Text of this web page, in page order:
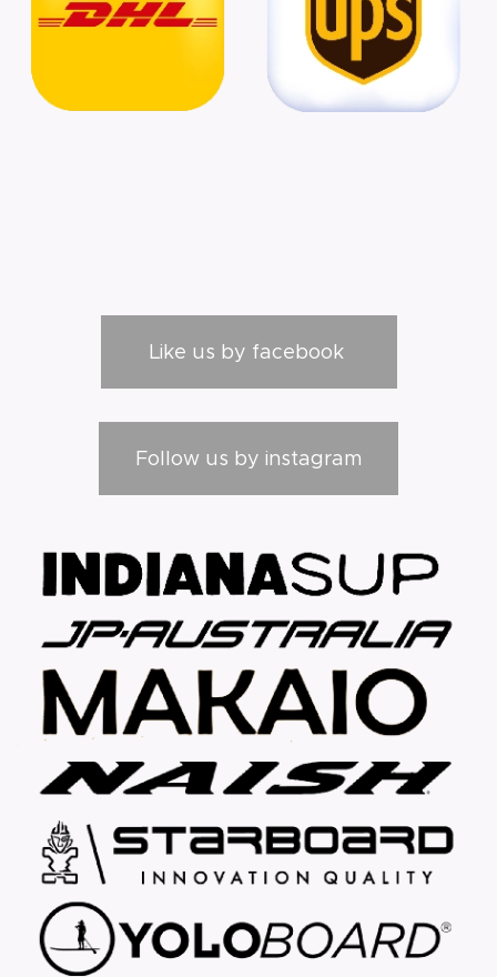
Like us by facebook
Follow us by instagram